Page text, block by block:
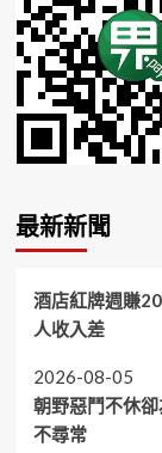
最新新聞
酒店紅牌週賺
人收入差
2026-08-05
朝野惡鬥不休
不尋常